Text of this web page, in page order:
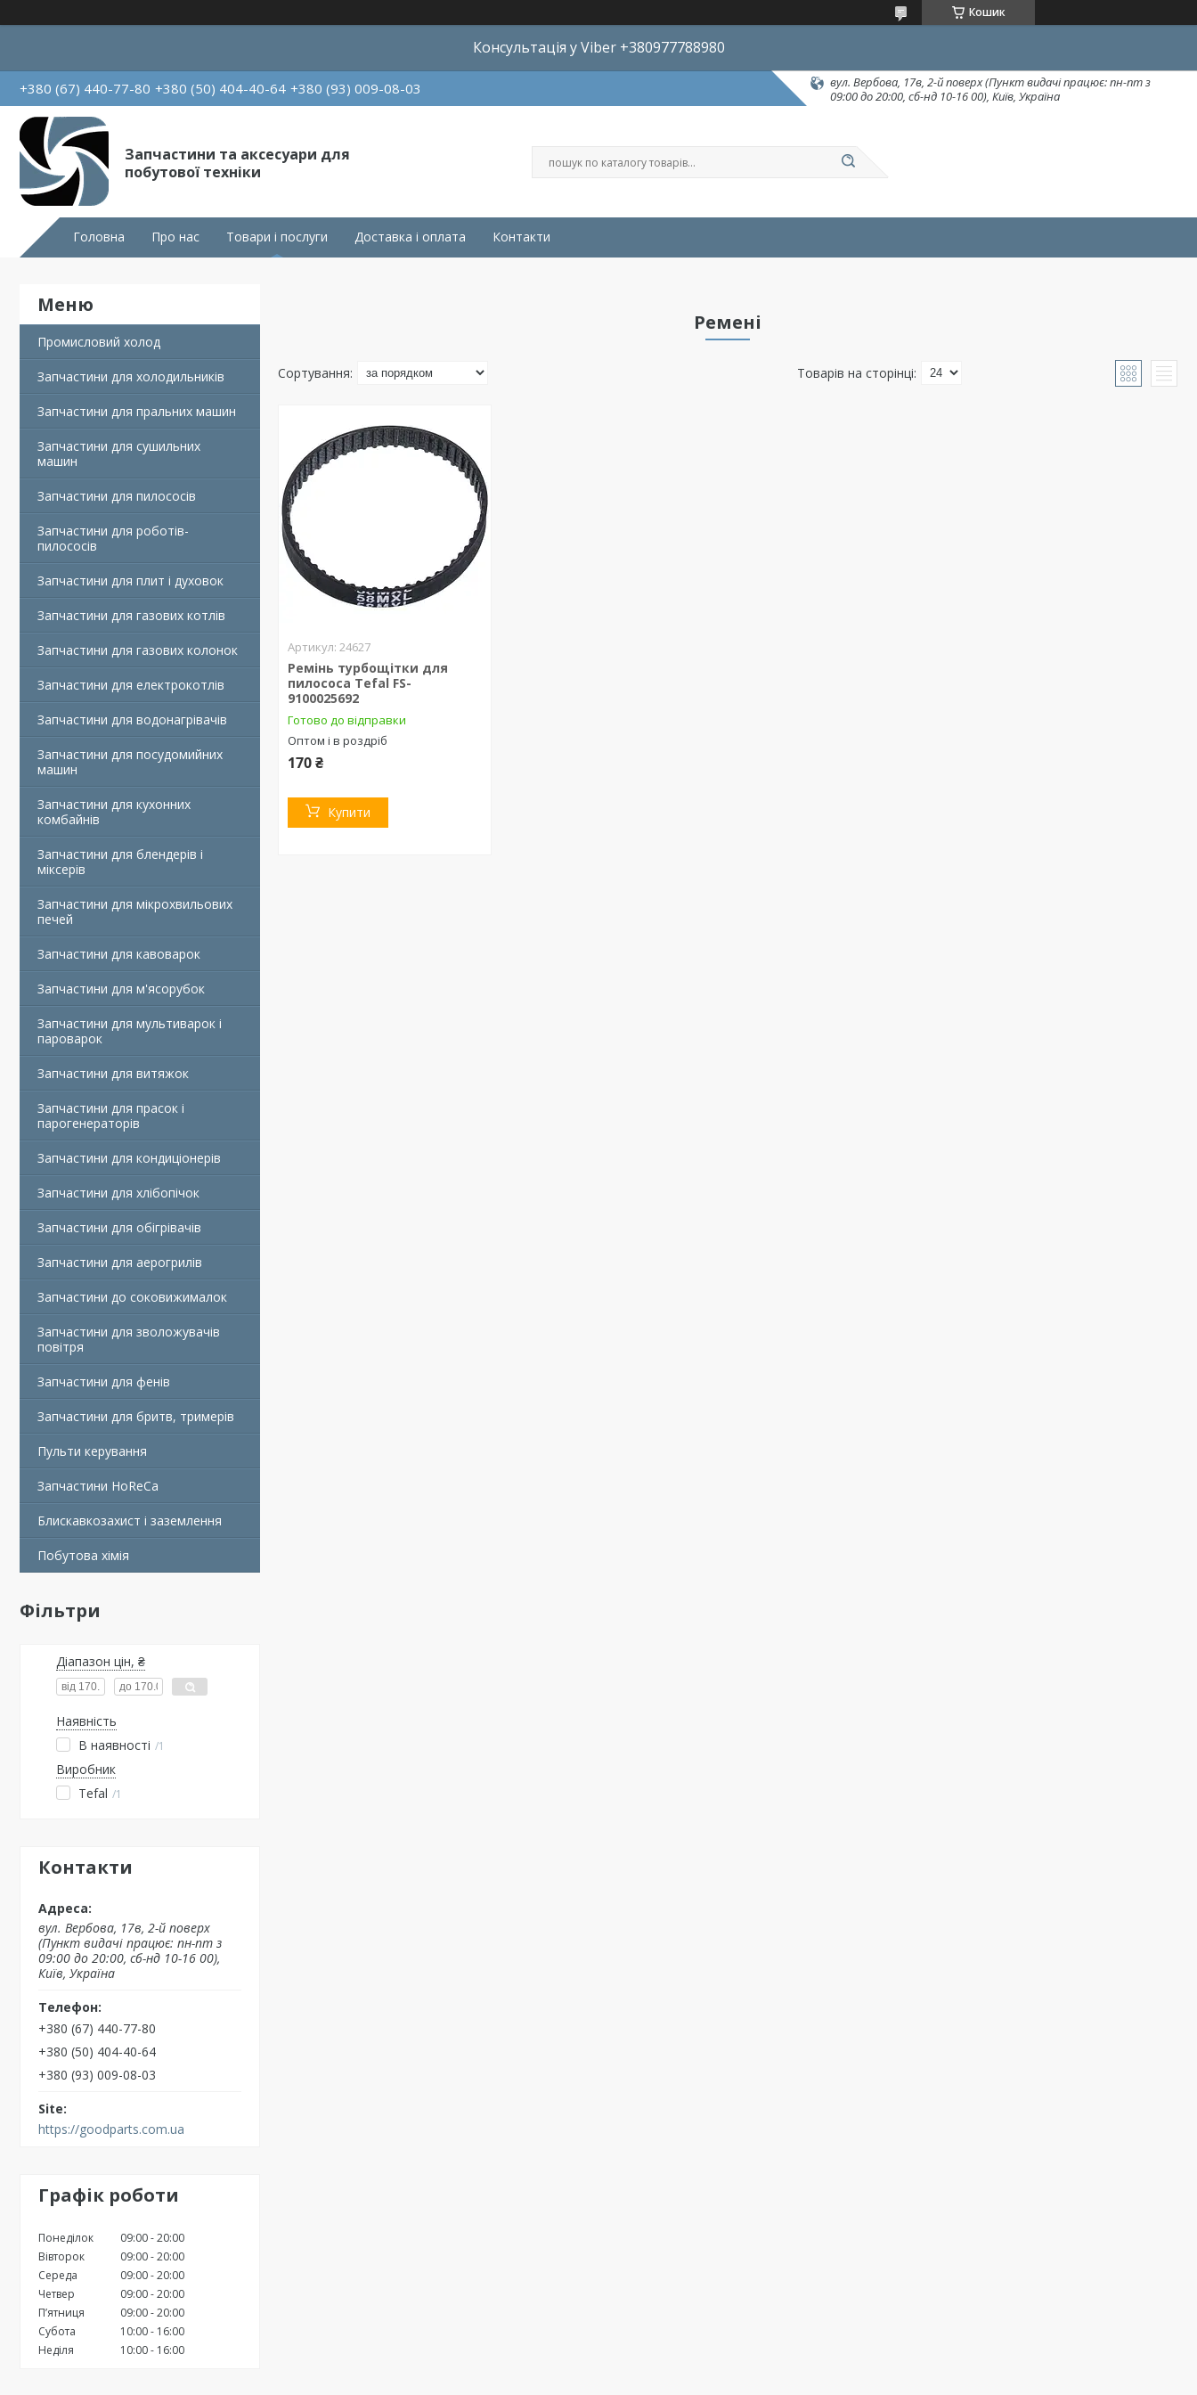
Кошик
Консультація у Viber +380977788980
+380 (67) 440-77-80 +380 (50) 404-40-64 +380 (93) 009-08-03
вул. Вербова, 17в, 2-й поверх (Пункт видачі працює: пн-пт з
09:00 до 20:00, сб-нд 10-16 00), Київ, Україна
Запчастини та аксесуари для
побутової техніки
Головна Про нас Товари і послуги Доставка і оплата Контакти
Промисловий холод
Запчастини для холодильників
Запчастини для пральних машин
Запчастини для сушильних
машин
Запчастини для пилососів
Запчастини для роботів-
пилососів
Запчастини для плит і духовок
Запчастини для газових котлів
Запчастини для газових колонок
Запчастини для електрокотлів
Запчастини для водонагрівачів
Запчастини для посудомийних
машин
Запчастини для кухонних
комбайнів
Запчастини для блендерів і
міксерів
Запчастини для мікрохвильових
печей
Запчастини для кавоварок
Запчастини для м'ясорубок
Запчастини для мультиварок і
пароварок
Запчастини для витяжок
Запчастини для прасок і
парогенераторів
Запчастини для кондиціонерів
Запчастини для хлібопічок
Запчастини для обігрівачів
Запчастини для аерогрилів
Запчастини до соковижималок
Запчастини для зволожувачів
повітря
Запчастини для фенів
Запчастини для бритв, тримерів
Пульти керування
Запчастини HoReCa
Блискавкозахист і заземлення
Побутова хімія
Фільтри
Діапазон цін, ₴
Наявність
В наявності
1
Виробник
Tefal
1
Контакти
вул. Вербова, 17в, 2-й поверх
(Пункт видачі працює: пн-пт з
09:00 до 20:00, сб-нд 10-16 00),
Київ, Україна
+380 (67) 440-77-80
+380 (50) 404-40-64
+380 (93) 009-08-03
https://goodparts.com.ua
Графік роботи
Понеділок 09:00 20:00
Вівторок
09:00 20:00
Середа
09:00 20:00
Четвер
09:00 20:00
Пʼятниця
09:00 20:00
Субота
10:00
16:00
Неділя
10:00 16:00
Ремені
24627
Ремінь турбощітки для
пилососа Tefal FS-
9100025692
Готово до відправки
Оптом і в роздріб
170 ₴
Купити